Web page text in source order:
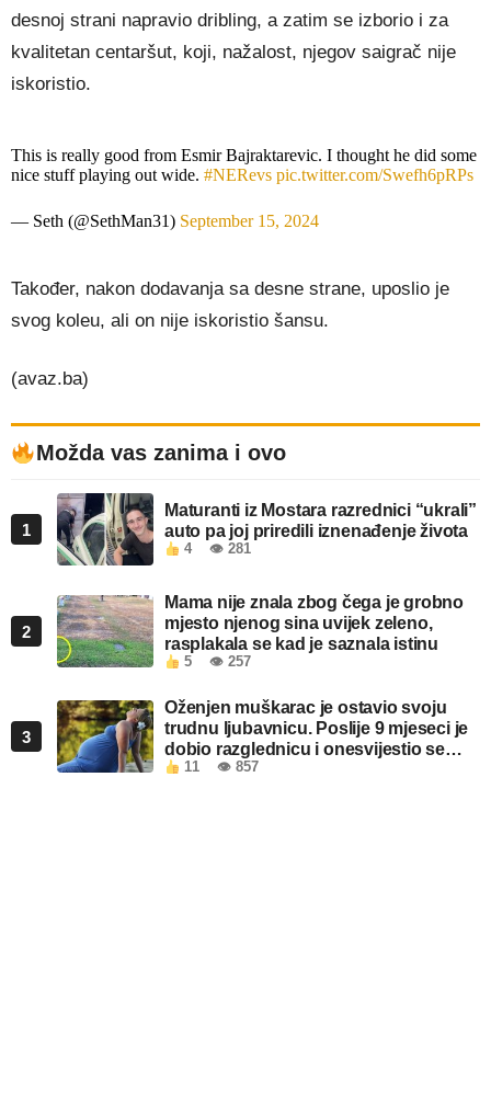
desnoj strani napravio dribling, a zatim se izborio i za
kvalitetan centaršut, koji, nažalost, njegov saigrač nije
iskoristio.
This is really good from Esmir Bajraktarevic. I thought he did some
nice stuff playing out wide. #NERevs pic.twitter.com/Swefh6pRPs
— Seth (@SethMan31) September 15, 2024
Također, nakon dodavanja sa desne strane, uposlio je
svog koleu, ali on nije iskoristio šansu.
(avaz.ba)
Možda vas zanima i ovo
1
Maturanti iz Mostara razrednici “ukrali”
auto pa joj priredili iznenađenje života
4 👁 281
2
Mama nije znala zbog čega je grobno
mjesto njenog sina uvijek zeleno,
rasplakala se kad je saznala istinu
5 👁 257
3
Oženjen muškarac je ostavio svoju
trudnu ljubavnicu. Poslije 9 mjeseci je
dobio razglednicu i onesvijestio se
kada je pročitao šta piše!
11 👁 857